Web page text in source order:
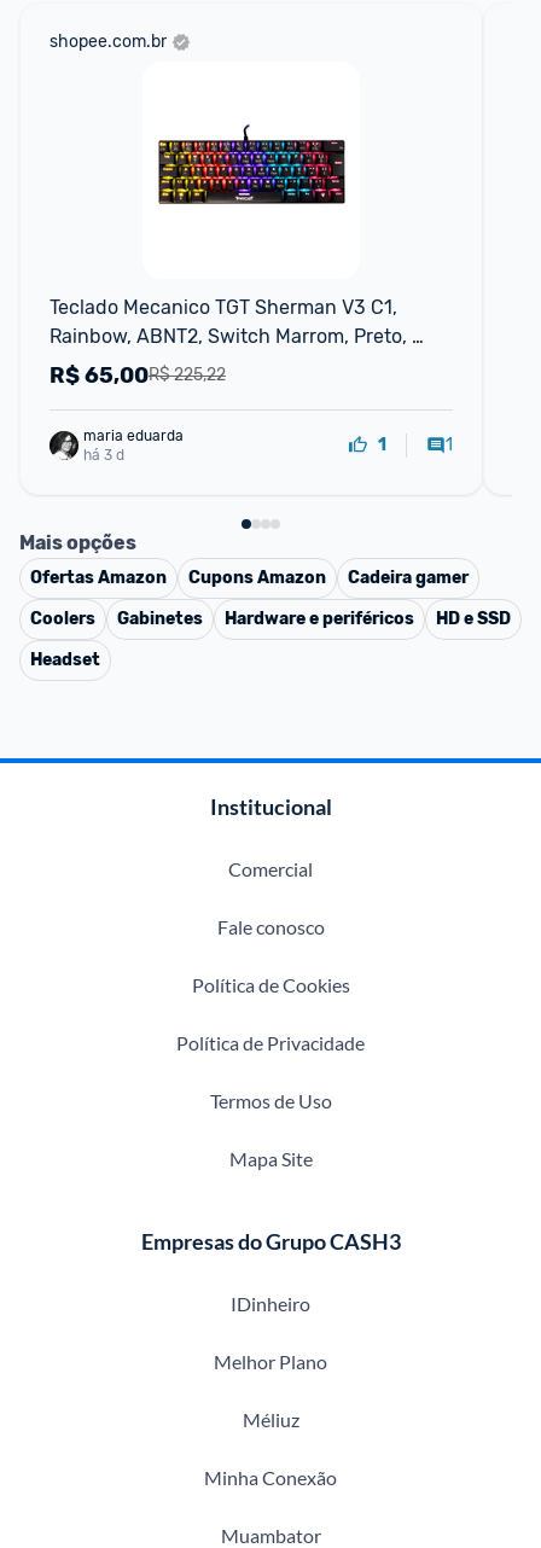
shopee.com.br
Teclado Mecanico TGT Sherman V3 C1,
Rainbow, ABNT2, Switch Marrom, Preto,
TGT-SHRC-BR01
R$ 225,22
R$65,00
maria eduarda
há 3 d
1 1
Mais opções
OfertasAmazon CuponsAmazon
Cadeira gamer
Coolers
Gabinetes Hardware e periféricos
HD e SSD
Headset
Institucional
Comercial
Fale conosco
Política de Cookies
Política de Privacidade
Termos de Uso
Mapa Site
Empresas do Grupo CASH3
IDinheiro
Melhor Plano
Méliuz
Minha Conexão
Muambator